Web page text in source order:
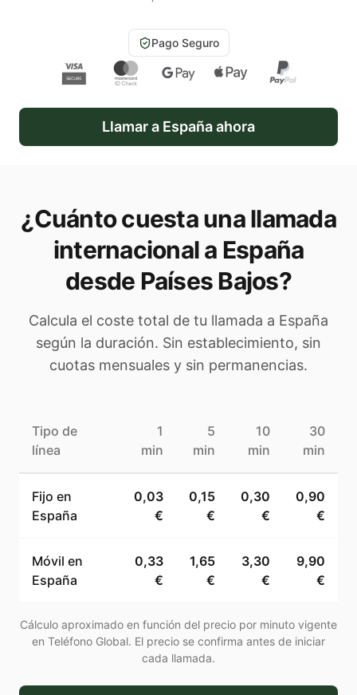
Pago Seguro
Llamar a Españaahora
¿Cuánto cuesta una llamada
internacional a España
desde Países Bajos?
Calcula el coste total de tu llamada a España
según la duración. Sin establecimiento, sin
cuotas mensuales y sin permanencias.
Tipo de
línea
1
min
5
min
10
min
30
min
Fijo en
España
0,03
€
0,15
€
0,30
€
0,90
€
Móvil en
España
0,33
€
1,65
€
3,30
€
9,90
€
Cálculo aproximado en función del precio por minuto vigente
en Teléfono Global. El precio se confirma antes de iniciar
cada llamada.